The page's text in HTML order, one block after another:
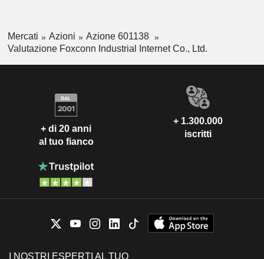
Mercati Azioni
Azione 601138
Valutazione Foxconn Industrial Internet Co., Ltd.
+ di 20 anni
al tuo fianco
+ 1.300.000
iscritti
I NOSTRI ESPERTI AL TUO